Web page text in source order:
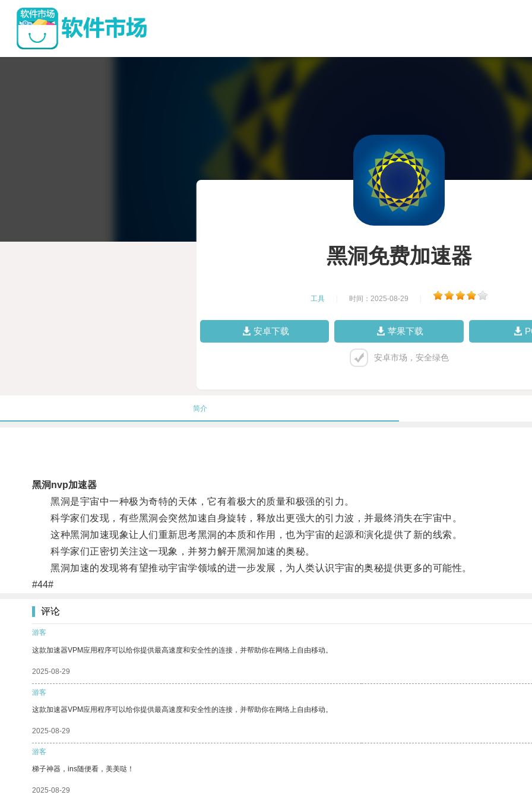
黑洞免费加速器
工具 时间：2025-08-29
安卓下载 苹果下载
安卓市场，安全绿色
简介
黑洞nvp加速器
黑洞是宇宙中一种极为奇特的天体，它有着极大的质量和极强的引力。
科学家们发现，有些黑洞会突然加速自身旋转，释放出更强大的引力波，并最终消失在宇宙中。
这种黑洞加速现象让人们重新思考黑洞的本质和作用，也为宇宙的起源和演化提供了新的线索。
科学家们正密切关注这一现象，并努力解开黑洞加速的奥秘。
黑洞加速的发现将有望推动宇宙学领域的进一步发展，为人类认识宇宙的奥秘提供更多的可能性。
#44#
评论
游客
这款加速器VPM应用程序可以给你提供最高速度和安全性的连接，并帮助你在网络上自由移动。
2025-08-29
游客
这款加速器VPM应用程序可以给你提供最高速度和安全性的连接，并帮助你在网络上自由移动。
2025-08-29
游客
梯子神器，ins随便看，美美哒！
2025-08-29